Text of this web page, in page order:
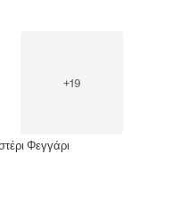
+19
Φεγγάρι